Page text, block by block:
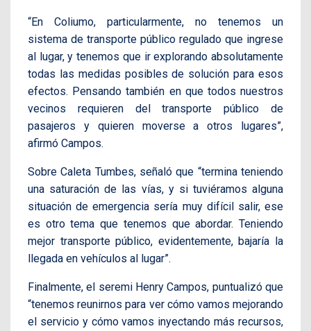
“En Coliumo, particularmente, no tenemos un
sistema de transporte público regulado que ingrese
al lugar, y tenemos que ir explorando absolutamente
todas las medidas posibles de solución para esos
efectos. Pensando también en que todos nuestros
vecinos requieren del transporte público de
pasajeros y quieren moverse a otros lugares”,
afirmó Campos.
Sobre Caleta Tumbes, señaló que “termina teniendo
una saturación de las vías, y si tuviéramos alguna
situación de emergencia sería muy difícil salir, ese
es otro tema que tenemos que abordar. Teniendo
mejor transporte público, evidentemente, bajaría la
llegada en vehículos al lugar”.
Finalmente, el seremi Henry Campos, puntualizó que
“tenemos reunirnos para ver cómo vamos mejorando
el servicio y cómo vamos inyectando más recursos,